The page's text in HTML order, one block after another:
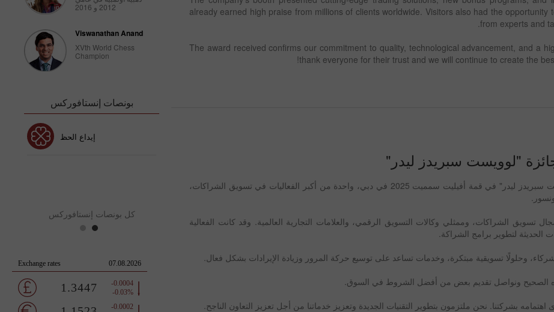
already earned high praise from millions of clients worldwide. Visitors also had the opportunity
from experts and
The award received confirms our commitment to quality, technological advancement, and a
thank everyone for their trust and we will continue to create the
"لوويست سبريدز ليدر"
تسلمت إنستافوركس جائزة "لوويست سبريدز ليدر" في قمة أفيليت سمميت 2025 في دبي، واحدة من أكبر الفعاليات في تسويق الشراكات،
تسويق الشراكات، وممثلي وكالات التسويق الرقمي، والعلامات التجارية العالمية. وقد كانت الفعالية
الحديثة لتطوير برامج الشراكة.
وحلولًا تسويقية مبتكرة، وخدمات تساعد على توسيع حركة المرور وزيادة الإيرادات بشكل فعال.
الصحيح ونواصل تقديم بعض من أفضل الشروط في السوق.
بشركتنا. نحن ملتزمون بتطوير التقنيات الجديدة وتعزيز خدماتنا من أجل تعزيز التعاون الناجح.
2012 و 2016
Viswanathan Anand
XVth World Chess
Champion
بونصات إنستافوركس
إيداع الحظ
كل بونصات إنستافوركس